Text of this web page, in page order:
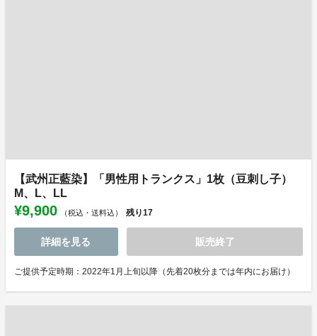
【武州正藍染】「男性用トランクス」1枚（豆刺し子）
M、L、LL
¥9,900 （税込・送料込） 残り17
詳細を見る 販売終了
ご提供予定時期：2022年1月上旬以降（先着20枚分までは年内にお届け）